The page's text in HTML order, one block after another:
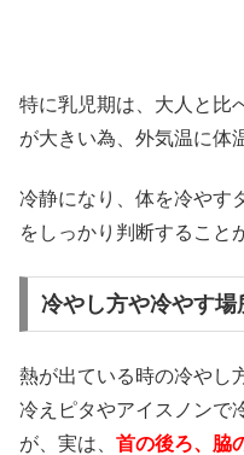
特に乳児期は、大人と比
が大きい為、外気温に体
冷静になり、体を冷やす
をしっかり判断すること
冷やし方や冷やす場
熱が出ている時の冷やし
冷えピタやアイスノンで
が、実は、 首の後ろ、脇